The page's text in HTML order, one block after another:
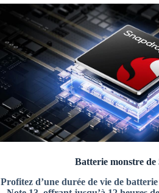
Batterie monstre de
Profitez d’une durée de vie de